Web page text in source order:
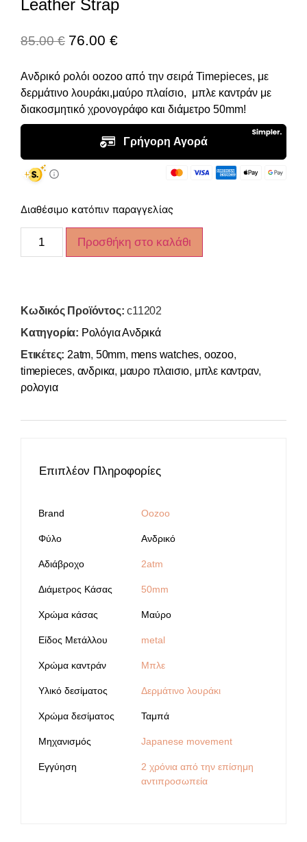
Leather Strap
85.00€ 76.00 €
Ανδρικό ρολόι oozoo από την σειρά Timepieces, με
δερμάτινο λουράκι,μαύρο πλαίσιο, μπλε καντράν με
διακοσμητικό χρονογράφο και διάμετρο 50mm!
Διαθέσιμο κατόπιν παραγγελίας
Προσθήκη στο καλάθι
Κωδικός Προϊόντος:c11202
Κατηγορία: Ρολόγια Ανδρικά
Ετικέτες: 2atm, 50mm, mens watches, oozoo,
timepieces, ανδρικα, μαυρο πλαισιο, μπλε καντραν,
ρολογια
Επιπλέον Πληροφορίες
Brand Oozoo
Φύλο Ανδρικό
Αδιάβροχο 2atm
Διάμετρος Κάσας 50mm
Χρώμα κάσας Μαύρο
Είδος Μετάλλου metal
Χρώμα καντράν Μπλε
Υλικό δεσίματος Δερμάτινο λουράκι
Χρώμα δεσίματος Ταμπά
Μηχανισμός Japanese movement
Εγγύηση
2 χρόνια από την επίσημη
αντιπροσωπεία